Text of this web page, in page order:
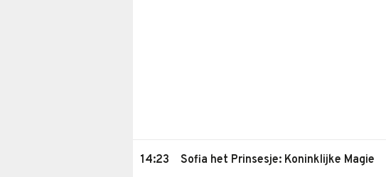
14:23 Sofia het Prinsesje: Koninklijke Magie